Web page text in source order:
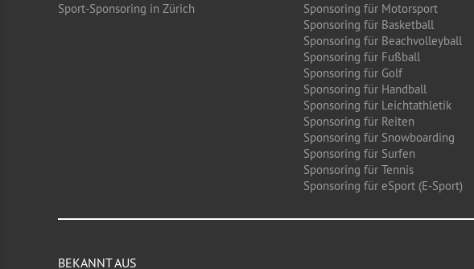
Sport-Sponsoring in Zürich
Sponsoring für Motorsport
Sponsoring für Basketball
Sponsoring für Beachvolleyball
Sponsoring für Fußball
Sponsoring für Golf
Sponsoring für Handball
Sponsoring für Leichtathletik
Sponsoring für Reiten
Sponsoring für Snowboarding
Sponsoring für Surfen
Sponsoring für Tennis
Sponsoring für eSport (E-Sport)
BEKANNT AUS